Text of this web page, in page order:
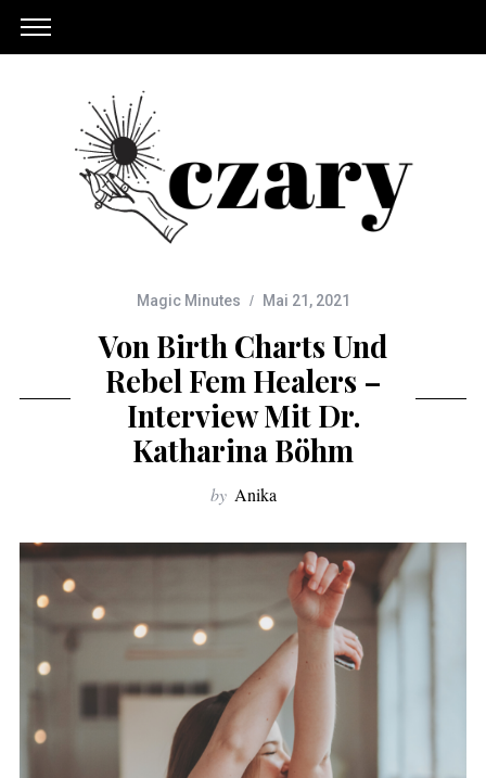
Magic Minutes Mai 21, 2021
Von Birth Charts Und
Rebel Fem Healers –
Interview Mit Dr.
Katharina Böhm
by Anika